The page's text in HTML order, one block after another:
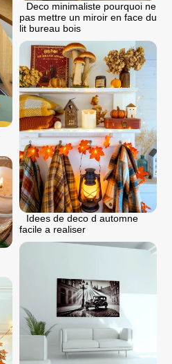
Deco minimaliste pourquoi ne
pas mettre un miroir en face du
lit bureau bois
Idees de deco d automne
facile a realiser